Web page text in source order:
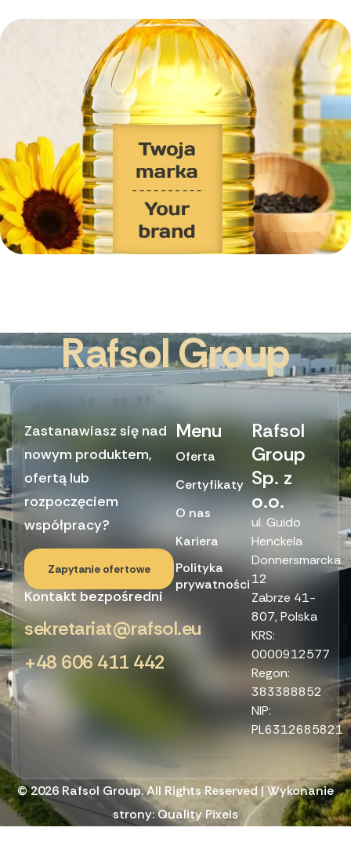
Stwórz MARKE WŁASNĄ z Rafsol
RafsolGroup
Zastanawiasz się nad
nowym produktem,
ofertą lub
rozpoczęciem
współpracy?
Zapytanie ofertowe
Kontakt bezpośredni
sekretariat@rafsol.eu
+48 606 411 442
Menu
Oferta
Certyfikaty
O nas
Kariera
Polityka
prywatności
Rafsol
Group
Sp. z
o.o.
ul. Guido
Henckela
Donnersmarcka
12
Zabrze 41-
807, Polska
KRS:
0000912577
Regon:
383388852
NIP:
PL6312685821
© 2026 Rafsol Group. All Rights Reserved | Wykonanie
strony:Quality Pixels